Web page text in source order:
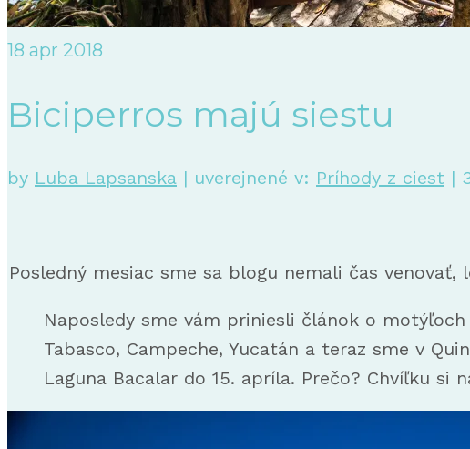
18 apr 2018
Biciperros majú siestu
by Luba Lapsanska | uverejnené v: Príhody z ciest |
Posledný mesiac sme sa blogu nemali čas
Naposledy sme vám priniesli článok o
Tabasco, Campeche, Yucatán a teraz sme v
Laguna Bacalar do 15. apríla. Prečo? Chvíľku si